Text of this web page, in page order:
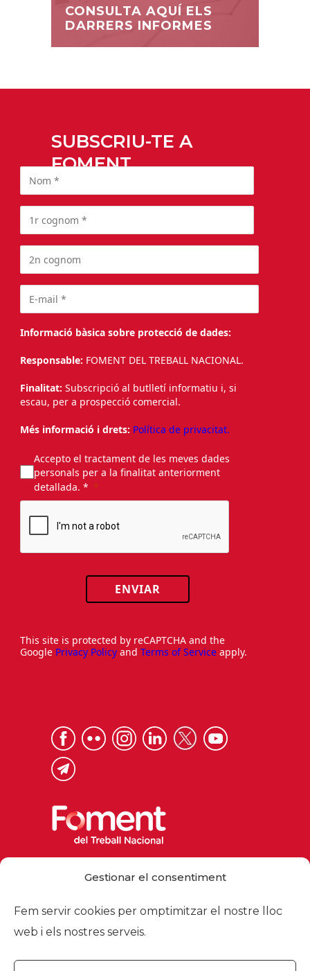
Gestionar el consentiment
Fem servir cookies per omptimitzar el nostre lloc
web i els nostres serveis.
CONSULTA AQUÍ ELS
DARRERS INFORMES
SUBSCRIU-TE A
FOMENT
Informació bàsica sobre protecció de dades:
Responsable: FOMENT DEL TREBALL NACIONAL.
Finalitat: Subscripció al butlletí informatiu i, si
escau, per a prospecció comercial.
Més informació i drets: Política de privacitat.
Accepto el tractament de les meves dades
personals per a la finalitat anteriorment
detallada. *
ENVIAR
This site is protected by reCAPTCHA and the
Google Privacy Policy and Terms of Service apply.
foment@foment.com